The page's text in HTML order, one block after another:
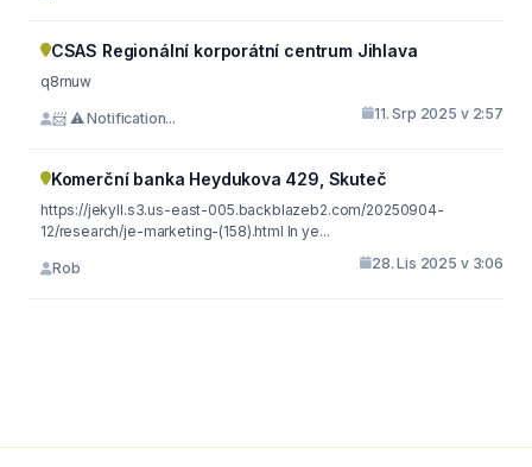
CSAS Regionální korporátní centrum Jihlava
q8rnuw
📨 ⚠️ Notification... 11. Srp 2025 v 2:57
Komerční banka Heydukova 429, Skuteč
https://jekyll.s3.us-east-005.backblazeb2.com/20250904-
12/research/je-marketing-(158).html In ye...
Rob 28. Lis 2025 v 3:06